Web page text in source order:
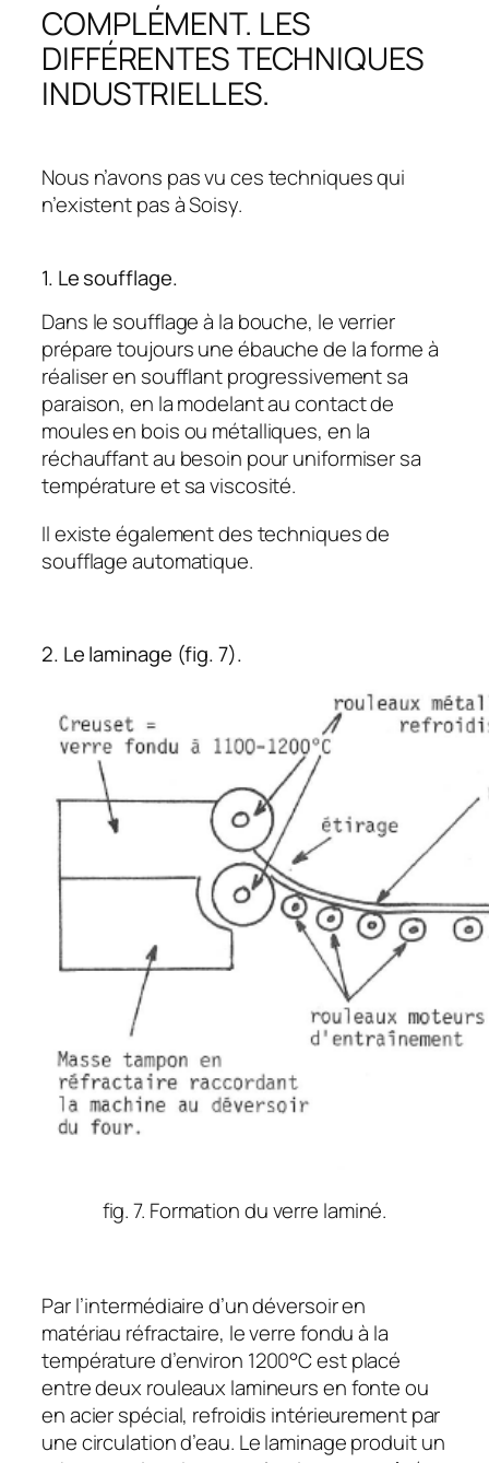
COMPLÉMENT. LES
DIFFÉRENTES TECHNIQUES
INDUSTRIELLES.
Nous n’avons pas vu ces techniques qui
n’existent pas à Soisy.
1. Le soufflage.
Dans le soufflage à la bouche, le verrier
prépare toujours une ébauche de la forme à
réaliser en soufflant progressivement sa
paraison, en la modelant au contact de
moules en bois ou métalliques, en la
réchauffant au besoin pour uniformiser sa
température et sa viscosité.
Il existe également des techniques de
soufflage automatique.
2. Le laminage (fig. 7).
fig. 7. Formation du verre laminé.
Par l’intermédiaire d’un déversoir en
matériau réfractaire, le verre fondu à la
température d’environ 1200°C est placé
entre deux rouleaux lamineurs en fonte ou
en acier spécial, refroidis intérieurement par
une circulation d’eau. Le laminage produit un